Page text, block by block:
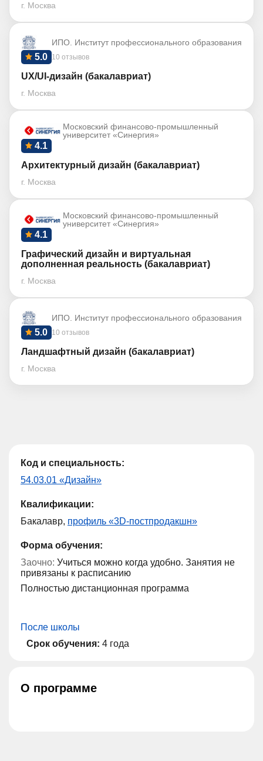
г. Москва
ИПО. Институт профессионального образования
10 отзывов
5.0
UX/UI-дизайн (бакалавриат)
г. Москва
Московский финансово-промышленный
университет «Синергия»
4.1
Архитектурный дизайн (бакалавриат)
г. Москва
Московский финансово-промышленный
университет «Синергия»
4.1
Графический дизайн и виртуальная
дополненная реальность (бакалавриат)
г. Москва
ИПО. Институт профессионального образования
10 отзывов
5.0
Ландшафтный дизайн (бакалавриат)
г. Москва
Код и специальность:
54.03.01 «Дизайн»
Квалификации:
Бакалавр, профиль «3D-постпродакшн»
Форма обучения:
Заочно: Учиться можно когда удобно. Занятия не
привязаны к расписанию
Полностью дистанционная программа
После школы
Срок обучения: 4 года
О программе